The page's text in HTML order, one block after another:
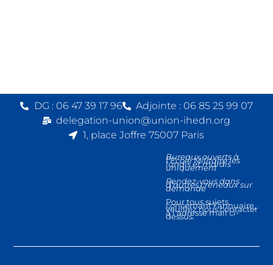
DG : 06 47 39 17 96
Adjointe : 06 85 25 99 07
delegation-union@union-ihedn.org
1, place Joffre 75007 Paris
Bureaux ouverts à
l’Ecole Militaire les
lundis et mardis
uniquement
Rendez-vous dans
d’autres créneaux sur
demande
Pour tous sujets
concernant l’annuaire,
veuillez nous contacter
à l’adresse mail ci-
dessus.